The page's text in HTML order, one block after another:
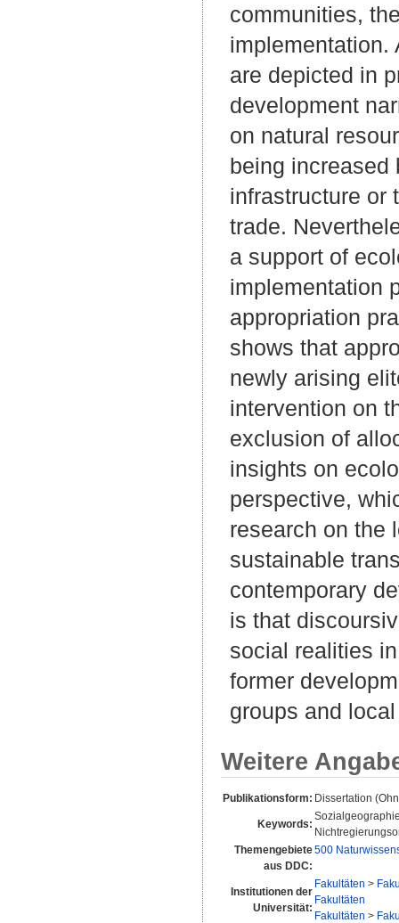
communities,
implementation.
are depicted in
development
on natural
being increased
infrastructure or
trade.
a support of
implementation
appropriation
shows that
newly arising
intervention on
exclusion of
insights on
perspective,
research on the
sustainable
contemporary
is that
social realities
former
groups and
Weitere
Publikationsform: Dissertation
Keywords:
Themengebiete
aus DDC:
500
Institutionen der
Universität:
Fakultäten >
Fakultäten
Fakultäten >